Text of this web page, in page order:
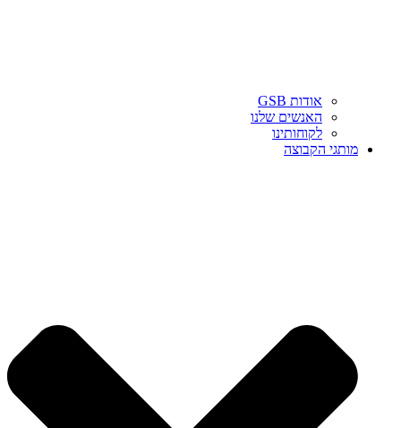
אודות GSB
האנשים שלנו
לקוחותינו
מותגי הקבוצה